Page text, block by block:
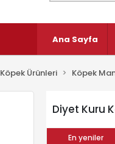
Ana Sayfa
Köpek Ürünleri Köpek
Diyet Kuru
En yeniler